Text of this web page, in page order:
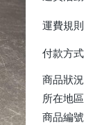
運費規則
付款方式
商品狀況
所在地區
商品編號